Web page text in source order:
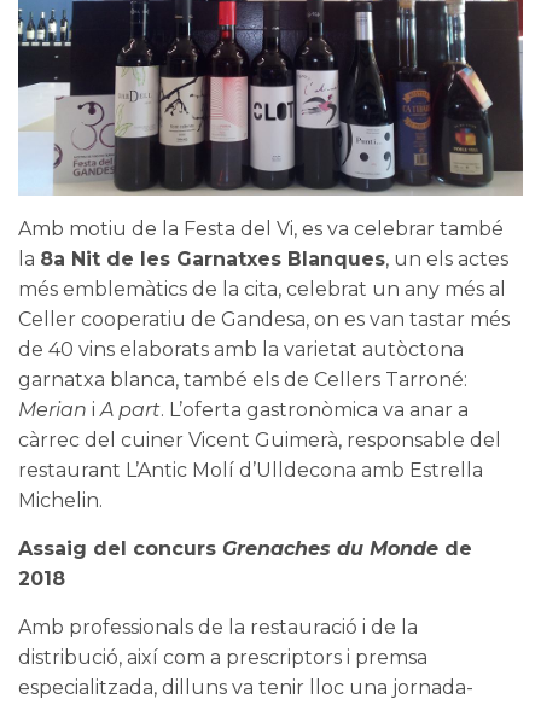
Amb motiu de la Festa del Vi, es va celebrar també
la 8a Nit de les Garnatxes Blanques, un els actes
més emblemàtics de la cita, celebrat un any més al
Celler cooperatiu de Gandesa, on es van tastar més
de 40 vins elaborats amb la varietat autòctona
garnatxa blanca, també els de Cellers Tarroné:
Merian i A part. L’oferta gastronòmica va anar a
càrrec del cuiner Vicent Guimerà, responsable del
restaurant L’Antic Molí d’Ulldecona amb Estrella
Michelin.
Assaig del concurs Grenaches du Monde de
2018
Amb professionals de la restauració i de la
distribució, així com a prescriptors i premsa
especialitzada, dilluns va tenir lloc una jornada-